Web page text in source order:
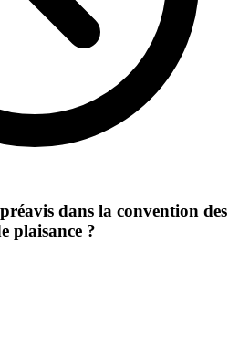
dans la convention des
plaisance ?